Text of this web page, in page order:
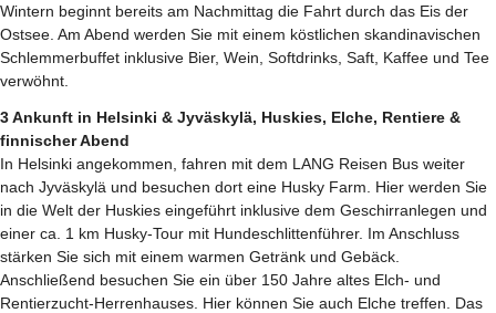
Wintern beginnt bereits am Nachmittag die Fahrt durch das Eis der
Ostsee. Am Abend werden Sie mit einem köstlichen skandinavischen
Schlemmerbuffet inklusive Bier, Wein, Softdrinks, Saft, Kaffee und Tee
verwöhnt.
3 Ankunft in Helsinki & Jyväskylä, Huskies, Elche, Rentiere &
finnischer Abend
In Helsinki angekommen, fahren mit dem LANG Reisen Bus weiter
nach Jyväskylä und besuchen dort eine Husky Farm. Hier werden Sie
in die Welt der Huskies eingeführt inklusive dem Geschirranlegen und
einer ca. 1 km Husky-Tour mit Hundeschlittenführer. Im Anschluss
stärken Sie sich mit einem warmen Getränk und Gebäck.
Anschließend besuchen Sie ein über 150 Jahre altes Elch- und
Rentierzucht-Herrenhauses. Hier können Sie auch Elche treffen. Das